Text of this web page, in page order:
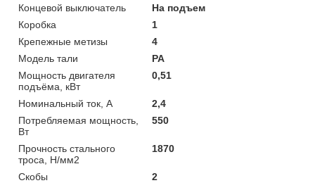
Концевой выключатель
На подъем
Коробка
1
Крепежные метизы
4
Модель тали
РА
Мощность двигателя
подъёма, кВт
0,51
Номинальный ток, А
2,4
Потребляемая мощность,
Вт
550
Прочность стального
троса, Н/мм2
1870
Скобы
2